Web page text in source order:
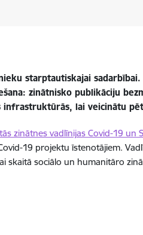
starptautiskajai
zinātnisko publikāciju
lai veicinātu
zinātnes vadlīnijas Covid-19 un
19 projektu īstenotājiem.
skaitā sociālo un humanitāro